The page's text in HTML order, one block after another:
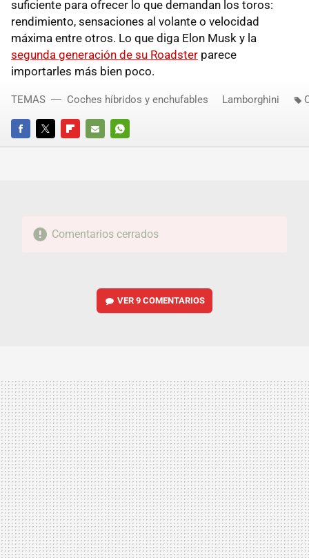
suficiente para ofrecer lo que demandan los toros:
rendimiento, sensaciones al volante o velocidad
máxima entre otros. Lo que diga Elon Musk y la
segunda generación de su Roadster parece
importarles más bien poco.
FACEBOOKTWITTERFLIPBOARD
E-
WHATSAPP
TEMAS Coches híbridos y enchufables Lamborghini
Comentarios cerrados
VER9 COMENTARIOS